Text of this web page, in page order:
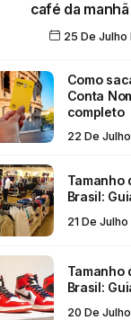
café da
25 De Julho
Como
Conta
completo
22 De
Tamanho
Brasil:
21 De
Tamanho
Brasil:
20 De